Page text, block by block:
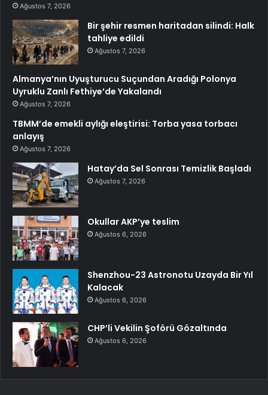
Ağustos 7, 2026
Bir şehir resmen haritadan silindi: Halk
tahliye edildi
Ağustos 7, 2026
Almanya’nın Uyuşturucu Suçundan Aradığı Polonya
Uyruklu Zanlı Fethiye’de Yakalandı
Ağustos 7, 2026
TBMM’de emekli aylığı eleştirisi: Torba yasa torbacı
anlayış
Ağustos 7, 2026
Hatay’da Sel Sonrası Temizlik Başladı
Ağustos 7, 2026
Okullar AKP’ye teslim
Ağustos 6, 2026
Shenzhou-23 Astronotu Uzayda Bir Yıl
Kalacak
Ağustos 6, 2026
CHP’li Vekilin Şoförü Gözaltında
Ağustos 6, 2026